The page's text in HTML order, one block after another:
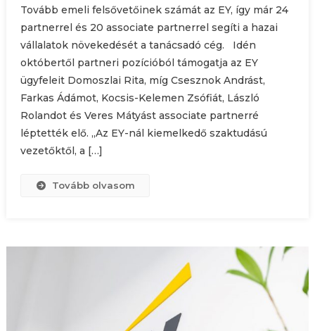
Tovább emeli felsővetőinek számát az EY, így már 24
partnerrel és 20 associate partnerrel segíti a hazai
vállalatok növekedését a tanácsadó cég. Idén
októbertől partneri pozícióból támogatja az EY
ügyfeleit Domoszlai Rita, míg Csesznok Andrást,
Farkas Ádámot, Kocsis-Kelemen Zsófiát, László
Rolandot és Veres Mátyást associate partnerré
léptették elő. „Az EY-nál kiemelkedő szaktudású
vezetőktől, a […]
Tovább olvasom